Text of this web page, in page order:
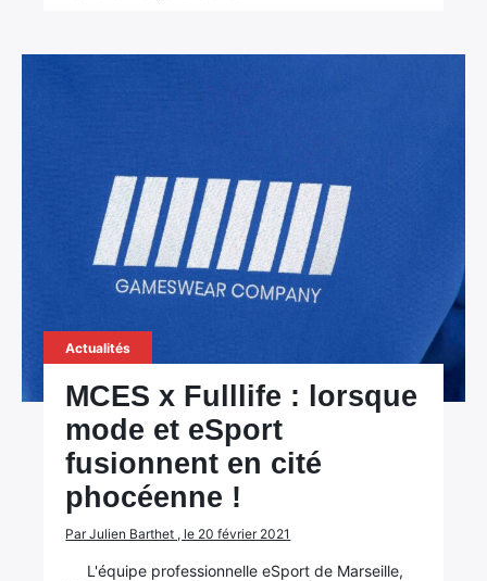
Actualités
MCES x Fulllife : lorsque
mode et eSport
fusionnent en cité
phocéenne !
Par Julien Barthet , le 20 février 2021
L'équipe professionnelle eSport de Marseille,